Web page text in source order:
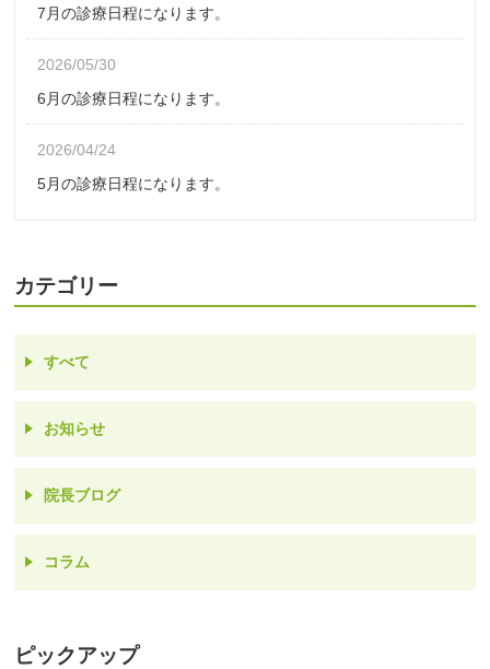
7月の診療日程になります。
2026/05/30
6月の診療日程になります。
2026/04/24
5月の診療日程になります。
カテゴリー
すべて
お知らせ
院長ブログ
コラム
ピックアップ